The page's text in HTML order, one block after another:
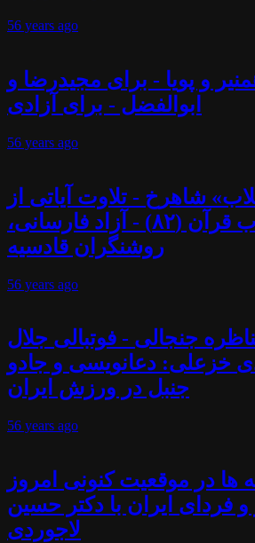
56 years ago
و پویا - برای مجیدرضا و
ابوالفضل - برای آزادی
56 years ago
شاهرخ - تلاوت آیاتی از
منجلاب قرآن (۸۲) - آزاد فارسانی،
روشنگران قادسیه
56 years ago
جنجالی - فوتبالی جلال
خزعلی: دعانویسی و جادو
جنبل در ورزش ایران
56 years ago
ها در موقعیت کنونی امروز
و فردای ایران با دکتر حسین
لاجوردی